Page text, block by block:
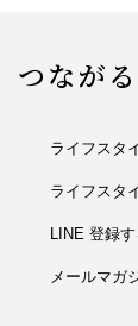
つながる
ライフスタ
ライフスタ
LINE 登録す
メールマガ